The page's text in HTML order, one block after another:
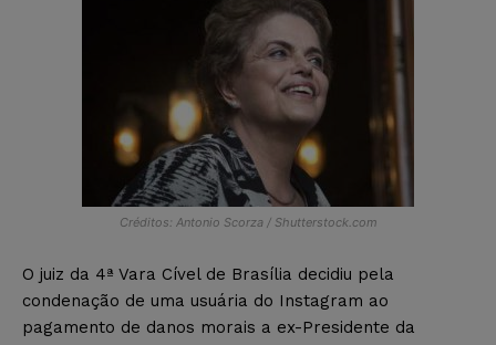
Créditos: Antonio Scorza / Shutterstock.com
O juiz da 4ª Vara Cível de Brasília decidiu pela
condenação de uma usuária do Instagram ao
pagamento de danos morais a ex-Presidente da